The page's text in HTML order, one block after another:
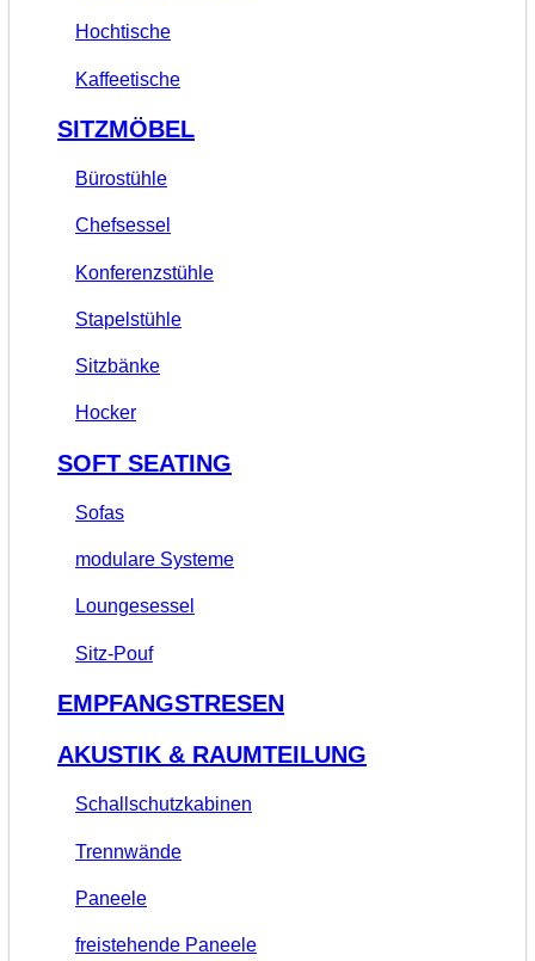
Hochtische
Kaffeetische
SITZMÖBEL
Bürostühle
Chefsessel
Konferenzstühle
Stapelstühle
Sitzbänke
Hocker
SOFT SEATING
Sofas
modulare Systeme
Loungesessel
Sitz-Pouf
EMPFANGSTRESEN
AKUSTIK & RAUMTEILUNG
Schallschutzkabinen
Trennwände
Paneele
freistehende Paneele